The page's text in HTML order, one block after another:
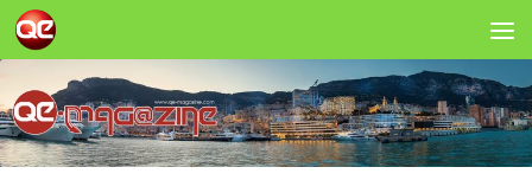
Salta al contenuto